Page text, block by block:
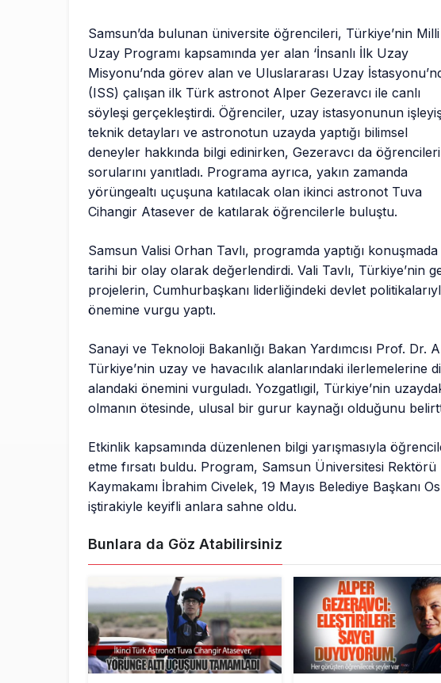
Samsun’da bulunan üniversite öğrencileri, Türkiye’nin Milli
Uzay Programı kapsamında yer alan ‘İnsanlı İlk Uzay
Misyonu’nda görev alan ve Uluslararası Uzay
(ISS) çalışan ilk Türk astronot Alper Gezeravcı ile canlı
söyleşi gerçekleştirdi. Öğrenciler, uzay istasyonunun
teknik detayları ve astronotun uzayda yaptığı bilimsel
deneyler hakkında bilgi edinirken, Gezeravcı da
sorularını yanıtladı. Programa ayrıca, yakın zamanda
yörüngealtı uçuşuna katılacak olan ikinci astronot Tuva
Cihangir Atasever de katılarak öğrencilerle buluştu.
Samsun Valisi Orhan Tavlı, programda yaptığı konuşmada
tarihi bir olay olarak değerlendirdi. Vali Tavlı, Türkiye’nin
projelerin, Cumhurbaşkanı liderliğindeki devlet
önemine vurgu yaptı.
Sanayi ve Teknoloji Bakanlığı Bakan Yardımcısı Prof. Dr.
Türkiye’nin uzay ve havacılık alanlarındaki
alandaki önemini vurguladı. Yozgatlıgil, Türkiye’nin
olmanın ötesinde, ulusal bir gurur kaynağı olduğunu
Etkinlik kapsamında düzenlenen bilgi yarışmasıyla
etme fırsatı buldu. Program, Samsun Üniversitesi Rektörü
Kaymakamı İbrahim Civelek, 19 Mayıs Belediye Başkanı
iştirakiyle keyifli anlara sahne oldu.
Bunlara da Göz Atabilirsiniz